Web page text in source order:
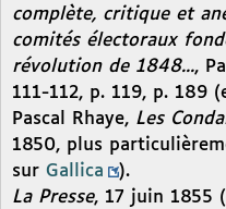
complète, critique et
comités électoraux
révolution de 1848...,
111-112, p. 119, p. 189
Pascal Rhaye, Les
1850, plus
sur Gallica
).
La Presse, 17 juin 1855